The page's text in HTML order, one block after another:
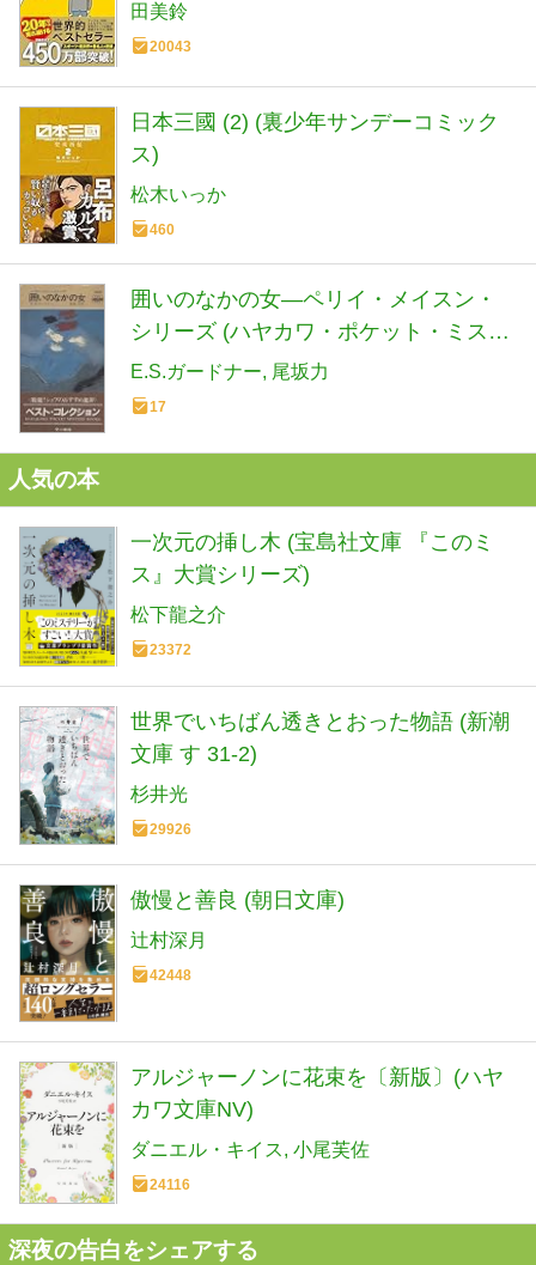
田美鈴
20043
日本三國 (2) (裏少年サンデーコミック
ス)
松木いっか
460
囲いのなかの女―ペリイ・メイスン・
シリーズ (ハヤカワ・ポケット・ミステ
リ 1209)
E.S.ガードナー 尾坂力
17
人気の本
一次元の挿し木 (宝島社文庫 『このミ
ス』大賞シリーズ)
松下龍之介
23372
世界でいちばん透きとおった物語 (新潮
文庫 す 31-2)
杉井光
29926
傲慢と善良 (朝日文庫)
辻村深月
42448
アルジャーノンに花束を〔新版〕(ハヤ
カワ文庫NV)
ダニエル・キイス 小尾芙佐
24116
深夜の告白をシェアする